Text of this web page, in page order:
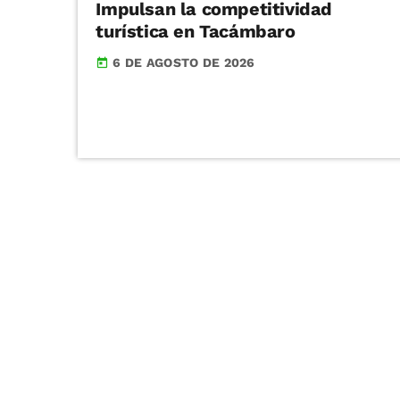
Impulsan la competitividad
turística en Tacámbaro
today 6 DE AGOSTO DE 2026